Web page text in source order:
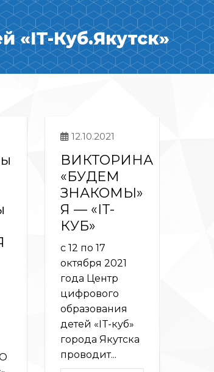
«IT-Куб.Якутск»
12.10.2021
ВИКТОРИНА
«БУДЕМ
ЗНАКОМЫ»
Я — «IT-
КУБ»
с 12 по 17
октября 2021
года Центр
цифрового
образования
детей «IT-куб»
города Якутска
проводит...